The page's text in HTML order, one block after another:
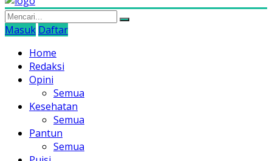
Masuk Daftar
Home
Redaksi
Opini
Semua
Kesehatan
Semua
Pantun
Semua